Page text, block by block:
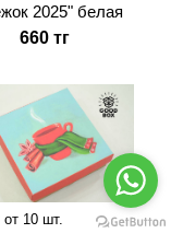
2025" белая
660 тг
от 10 шт.